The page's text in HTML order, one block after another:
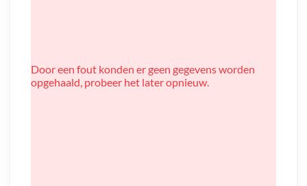
Door een fout konden er geen gegevens worden
opgehaald, probeer het later opnieuw.